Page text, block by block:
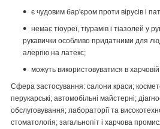
є чудовим бар'єром проти вірусів і
немає тіоуреї, тіурамів і тіазолей у
рукавички особливо придатними для
алергію на латекс;
можуть використовуватися в
Сфера застосування: салони краси;
перукарські; автомобільні майстерні;
обслуговування; лабораторії та
стоматологія; загальнопіт і харчова